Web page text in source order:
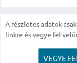
A részletes adatok
linkre és vegye fel
VEGYE